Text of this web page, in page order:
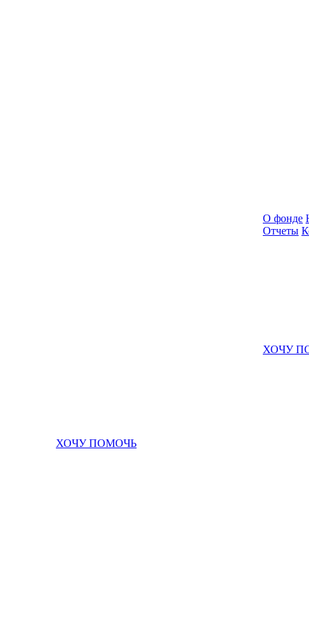
ХОЧУ ПОМОЧЬ
О фонде
Отчеты
ХОЧУ